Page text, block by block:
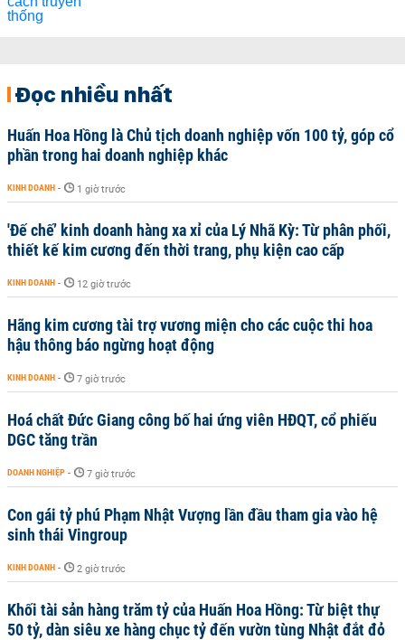
Đọc nhiều nhất
Huấn Hoa Hồng là Chủ tịch doanh nghiệp vốn 100 tỷ, góp cổ
phần trong hai doanh nghiệp khác
KINH DOANH - 1 giờ trước
'Đế chế’ kinh doanh hàng xa xỉ của Lý Nhã Kỳ: Từ phân phối,
thiết kế kim cương đến thời trang, phụ kiện cao cấp
KINH DOANH - 12 giờ trước
Hãng kim cương tài trợ vương miện cho các cuộc thi hoa
hậu thông báo ngừng hoạt động
KINH DOANH - 7 giờ trước
Hoá chất Đức Giang công bố hai ứng viên HĐQT, cổ phiếu
DGC tăng trần
DOANH NGHIỆP - 7 giờ trước
Con gái tỷ phú Phạm Nhật Vượng lần đầu tham gia vào hệ
sinh thái Vingroup
KINH DOANH - 2 giờ trước
Khối tài sản hàng trăm tỷ của Huấn Hoa Hồng: Từ biệt thự
50 tỷ, dàn siêu xe hàng chục tỷ đến vườn tùng Nhật đắt đỏ